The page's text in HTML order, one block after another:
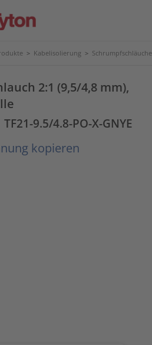
> Kabelisolierung > Schrumpfschläuche
2:1 (9,5/4,8 mm),
TF21-9.5/4.8-PO-X-GNYE
kopieren